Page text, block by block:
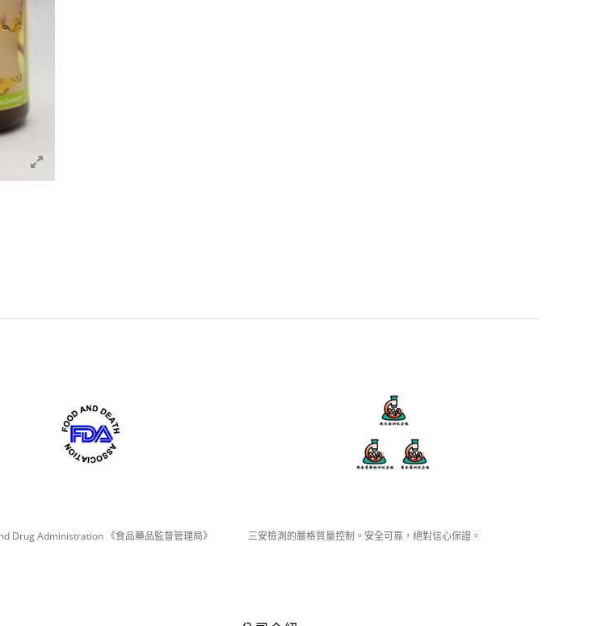
Drug Administration 《食品藥品監督管理局》 三安檢測的嚴格質量控制。安全可靠，絕對信心保證。